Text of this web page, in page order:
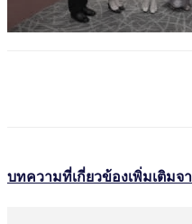
บทความที่เกี่ยวข้องเพิ่มเติมจ